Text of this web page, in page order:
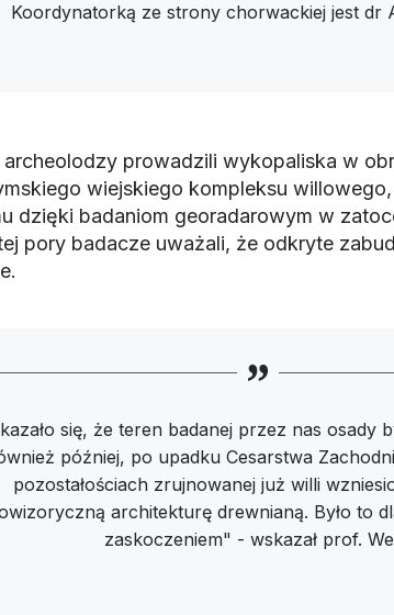
Koordynatorką ze strony chorwackiej jest dr
prowadzili wykopaliska w
wiejskiego kompleksu
dzięki badaniom georadarowym w
pory badacze uważali, że odkryte
się, że teren badanej przez nas osady
później, po upadku Cesarstwa
pozostałościach zrujnowanej już willi
architekturę drewnianą. Było to
zaskoczeniem" - wskazał prof.